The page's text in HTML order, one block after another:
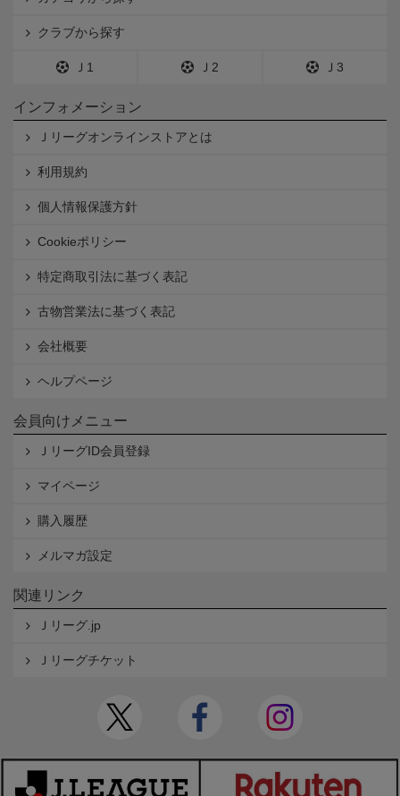
クラブから探す
Ｊ1 Ｊ2 Ｊ3
インフォメーション
Ｊリーグオンラインストアとは
利用規約
個人情報保護方針
Cookieポリシー
特定商取引法に基づく表記
古物営業法に基づく表記
会社概要
ヘルプページ
会員向けメニュー
ＪリーグID会員登録
マイページ
購入履歴
メルマガ設定
関連リンク
Ｊリーグ.jp
Ｊリーグチケット